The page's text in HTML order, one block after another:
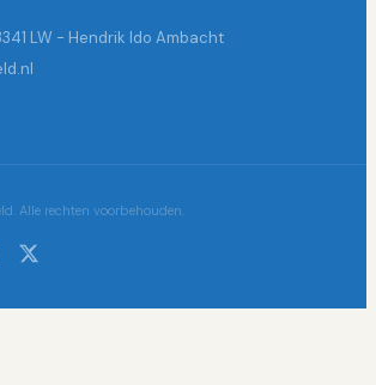
LW - Hendrik Ido Ambacht
Alle rechten voorbehouden.